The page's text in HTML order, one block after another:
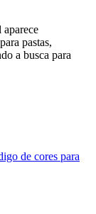
aparece
pastas,
a busca para
de cores para